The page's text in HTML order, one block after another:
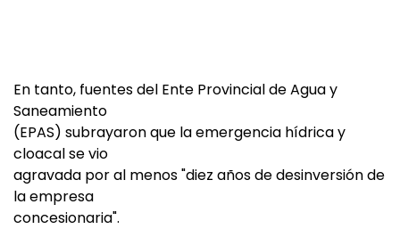
En tanto, fuentes del Ente Provincial de Agua y
Saneamiento
(EPAS) subrayaron que la emergencia hídrica y
cloacal se vio
agravada por al menos "diez años de desinversión de
la empresa
concesionaria".